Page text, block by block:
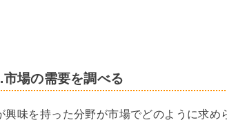
市場の需要を調べる
興味を持った分野が市場でどのように求め